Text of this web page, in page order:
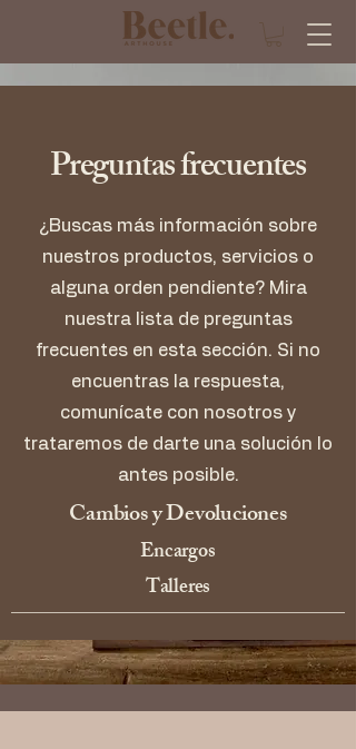
Preguntas frecuentes
¿Buscas más información sobre
nuestros productos, servicios o
alguna orden pendiente? Mira
nuestra lista de preguntas
frecuentes en esta sección. Si no
encuentras la respuesta,
comunícate con nosotros y
trataremos de darte una solución lo
antes posible.
Cambios y Devoluciones
Encargos
Talleres